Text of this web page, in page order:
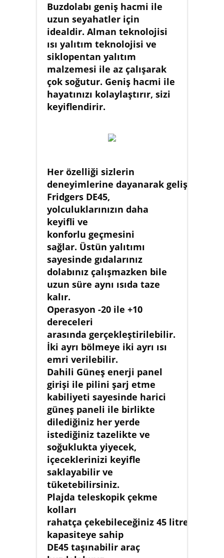
Buzdolabı geniş hacmi ile
uzun seyahatler için
idealdir. Alman teknolojisi
ısı yalıtım teknolojisi ve
siklopentan yalıtım
malzemesi ile az çalışarak
çok soğutur. Geniş hacmi ile
hayatınızı kolaylaştırır, sizi
keyiflendirir.
Her özelliği sizlerin
deneyimlerine dayanarak geliştirilen
Fridgers DE45,
yolculuklarınızın daha
keyifli ve
konforlu geçmesini
sağlar. Üstün yalıtımı
sayesinde gıdalarınız
dolabınız çalışmazken bile
uzun süre aynı ısıda taze
kalır.
Operasyon -20 ile +10
dereceleri
arasında gerçekleştirilebilir.
İki ayrı bölmeye iki ayrı ısı
emri verilebilir.
Dahili Güneş enerji panel
girişi ile pilini şarj etme
kabiliyeti sayesinde harici
güneş paneli ile birlikte
dilediğiniz her yerde
istediğiniz tazelikte ve
soğuklukta yiyecek,
içeceklerinizi keyifle
saklayabilir ve
tüketebilirsiniz.
Plajda teleskopik çekme
kolları
rahatça çekebileceğiniz 45 litre
kapasiteye sahip
DE45 taşınabilir araç